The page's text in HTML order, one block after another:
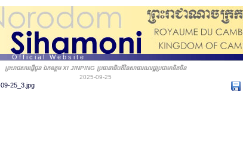
O f f i c i a l W e b s i t e
ព្រះរាជសារផ្ញើជូន ឯកឧត្តម XI JINPING ប្រធានាធិបតីនៃសាធារណរដ្ឋប្រជាមានិតចិន
2025-09-25